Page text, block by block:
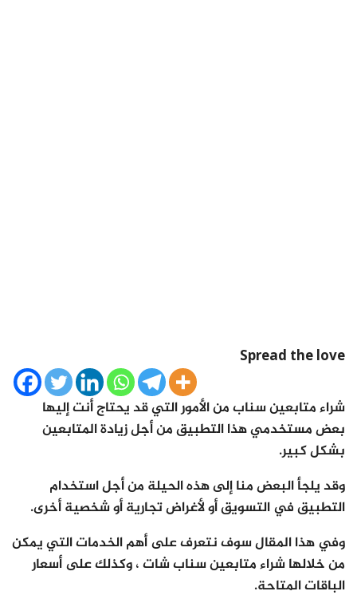
Spread the love
شراء متابعين سناب من الأمور التي قد يحتاج أنت إليها
بعض مستخدمي هذا التطبيق من أجل زيادة المتابعين
بشكل كبير.
وقد يلجأ البعض منا إلى هذه الحيلة من أجل استخدام
التطبيق في التسويق أو لأغراض تجارية أو شخصية أخرى.
وفي هذا المقال سوف نتعرف على أهم الخدمات التي يمكن
من خلالها شراء متابعين سناب شات ، وكذلك على أسعار
الباقات المتاحة.